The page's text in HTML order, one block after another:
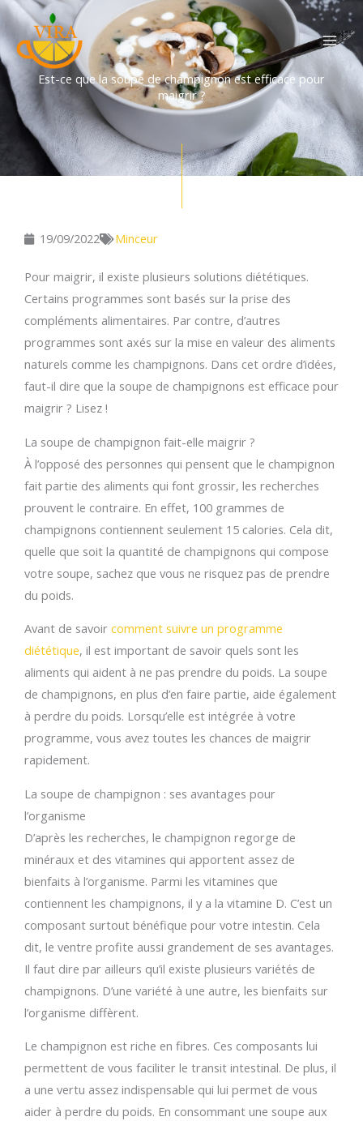
Aller
au
contenu
Est-ce que la soupe de champignon est efficace pour
maigrir ?
19/09/2022 Minceur
Pour maigrir, il existe plusieurs solutions diététiques.
Certains programmes sont basés sur la prise des
compléments alimentaires. Par contre, d’autres
programmes sont axés sur la mise en valeur des aliments
naturels comme les champignons. Dans cet ordre d’idées,
faut-il dire que la soupe de champignons est efficace pour
maigrir ? Lisez !
La soupe de champignon fait-elle maigrir ?
À l’opposé des personnes qui pensent que le champignon
fait partie des aliments qui font grossir, les recherches
prouvent le contraire. En effet, 100 grammes de
champignons contiennent seulement 15 calories. Cela dit,
quelle que soit la quantité de champignons qui compose
votre soupe, sachez que vous ne risquez pas de prendre
du poids.
Avant de savoir comment suivre un programme
diététique, il est important de savoir quels sont les
aliments qui aident à ne pas prendre du poids. La soupe
de champignons, en plus d’en faire partie, aide également
à perdre du poids. Lorsqu’elle est intégrée à votre
programme, vous avez toutes les chances de maigrir
rapidement.
La soupe de champignon : ses avantages pour
l’organisme
D’après les recherches, le champignon regorge de
minéraux et des vitamines qui apportent assez de
bienfaits à l’organisme. Parmi les vitamines que
contiennent les champignons, il y a la vitamine D. C’est un
composant surtout bénéfique pour votre intestin. Cela
dit, le ventre profite aussi grandement de ses avantages.
Il faut dire par ailleurs qu’il existe plusieurs variétés de
champignons. D’une variété à une autre, les bienfaits sur
l’organisme diffèrent.
Le champignon est riche en fibres. Ces composants lui
permettent de vous faciliter le transit intestinal. De plus, il
a une vertu assez indispensable qui lui permet de vous
aider à perdre du poids. En consommant une soupe aux